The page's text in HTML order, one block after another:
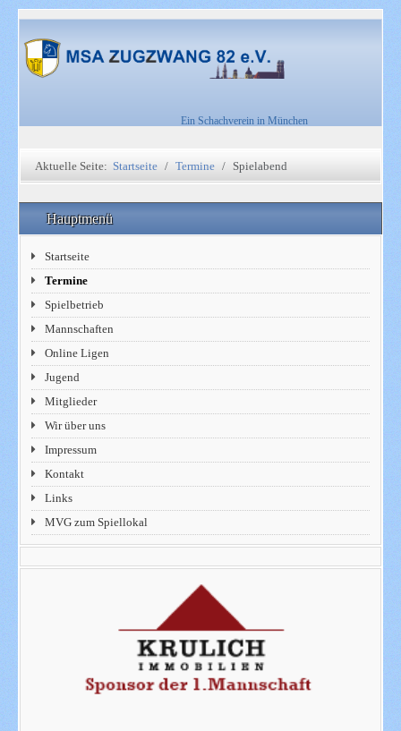
Ein Schachverein in München
Aktuelle Seite: Startseite Termine Spielabend
Hauptmenü
Startseite
Termine
Spielbetrieb
Mannschaften
Online Ligen
Jugend
Mitglieder
Wir über uns
Impressum
Kontakt
Links
MVG zum Spiellokal